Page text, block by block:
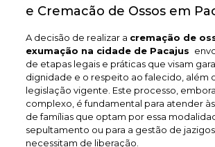
e Cremacão de Ossos em
A decisão de realizar a cremação de
exumação na cidade de Pacajus
de etapas legais e práticas que visam
dignidade e o respeito ao falecido, além
legislação vigente. Este processo,
complexo, é fundamental para atender
de famílias que optam por essa
sepultamento ou para a gestão de
necessitam de liberação.